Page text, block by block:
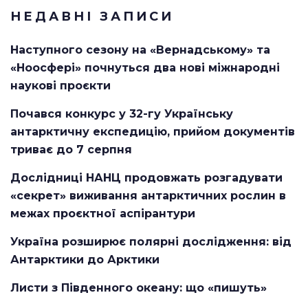
НЕДАВНІ ЗАПИСИ
Наступного сезону на «Вернадському» та
«Ноосфері» почнуться два нові міжнародні
наукові проєкти
Почався конкурс у 32-гу Українську
антарктичну експедицію, прийом документів
триває до 7 серпня
Дослідниці НАНЦ продовжать розгадувати
«секрет» виживання антарктичних рослин в
межах проєктної аспірантури
Україна розширює полярні дослідження: від
Антарктики до Арктики
Листи з Південного океану: що «пишуть»